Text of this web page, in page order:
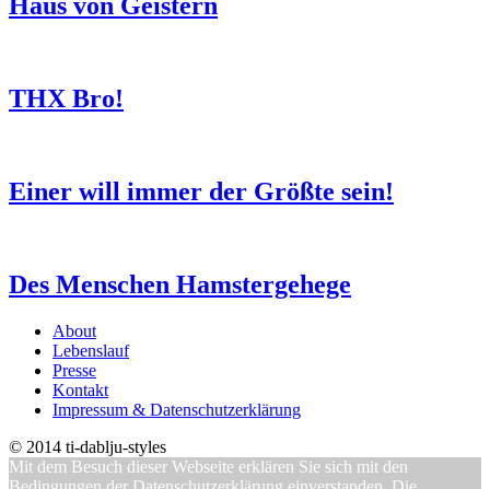
Haus von Geistern
THX Bro!
Einer will immer der Größte sein!
Des Menschen Hamstergehege
About
Lebenslauf
Presse
Kontakt
Impressum & Datenschutzerklärung
© 2014 ti-dablju-styles
Mit dem Besuch dieser Webseite erklären Sie sich mit den